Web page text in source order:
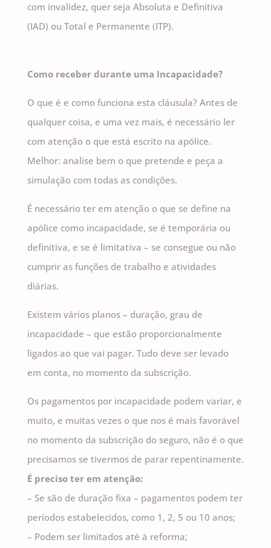
com invalidez, quer seja Absoluta e Definitiva
(IAD) ou Total e Permanente (ITP).
Como receber durante uma Incapacidade?
O que é e como funciona esta cláusula? Antes de
qualquer coisa, e uma vez mais, é necessário ler
com atenção o que está escrito na apólice.
Melhor: analise bem o que pretende e peça a
simulação com todas as condições.
É necessário ter em atenção o que se define na
apólice como incapacidade, se é temporária ou
definitiva, e se é limitativa – se consegue ou não
cumprir as funções de trabalho e atividades
diárias.
Existem vários planos – duração, grau de
incapacidade – que estão proporcionalmente
ligados ao que vai pagar. Tudo deve ser levado
em conta, no momento da subscrição.
Os pagamentos por incapacidade podem variar, e
muito, e muitas vezes o que nos é mais favorável
no momento da subscrição do seguro, não é o que
precisamos se tivermos de parar repentinamente.
É preciso ter em atenção:
– Se são de duração fixa – pagamentos podem ter
períodos estabelecidos, como 1, 2, 5 ou 10 anos;
– Podem ser limitados até à reforma;